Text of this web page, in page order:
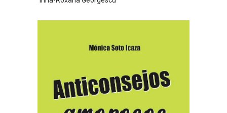
Irina-Roxana Georgescu